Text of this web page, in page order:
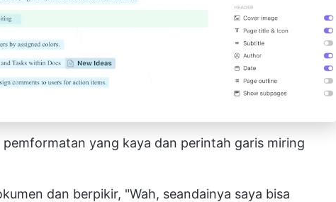
yang kaya dan perintah garis miring
dan berpikir, "Wah, seandainya saya bisa